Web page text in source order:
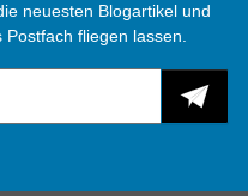
neuesten Blogartikel und
fliegen lassen.